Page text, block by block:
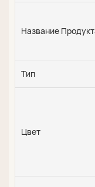
Название
Тип
Цвет